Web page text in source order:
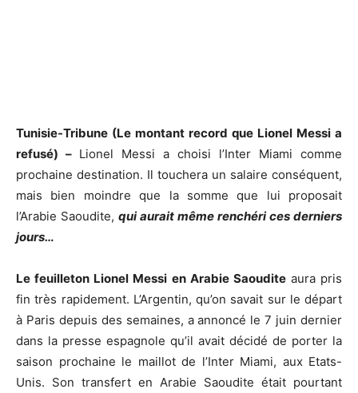
Tunisie-Tribune (Le montant record que Lionel Messi a
refusé) – Lionel Messi a choisi l’Inter Miami comme
prochaine destination. Il touchera un salaire conséquent,
mais bien moindre que la somme que lui proposait
l’Arabie Saoudite, qui aurait même renchéri ces derniers
jours…
Le feuilleton Lionel Messi en Arabie Saouditeaura pris
fin très rapidement. L’Argentin, qu’on savait sur le départ
à Paris depuis des semaines, a annoncé le 7 juin dernier
dans la presse espagnole qu’il avait décidé de porter la
saison prochaine le maillot de l’Inter Miami, aux Etats-
Unis. Son transfert en Arabie Saoudite était pourtant